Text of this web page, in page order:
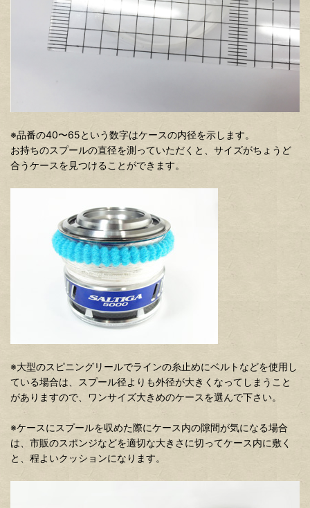
※品番の40〜65という数字はケースの内径を示します。
お持ちのスプールの直径を測っていただくと、サイズがちょうど
合うケースを見つけることができます。
※大型のスピニングリールでラインの糸止めにベルトなどを使用し
ている場合は、スプール径よりも外径が大きくなってしまうこと
がありますので、ワンサイズ大きめのケースを選んで下さい。
※ケースにスプールを収めた際にケース内の隙間が気になる場合
は、市販のスポンジなどを適切な大きさに切ってケース内に敷く
と、程よいクッションになります。